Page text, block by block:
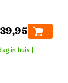
in huis |